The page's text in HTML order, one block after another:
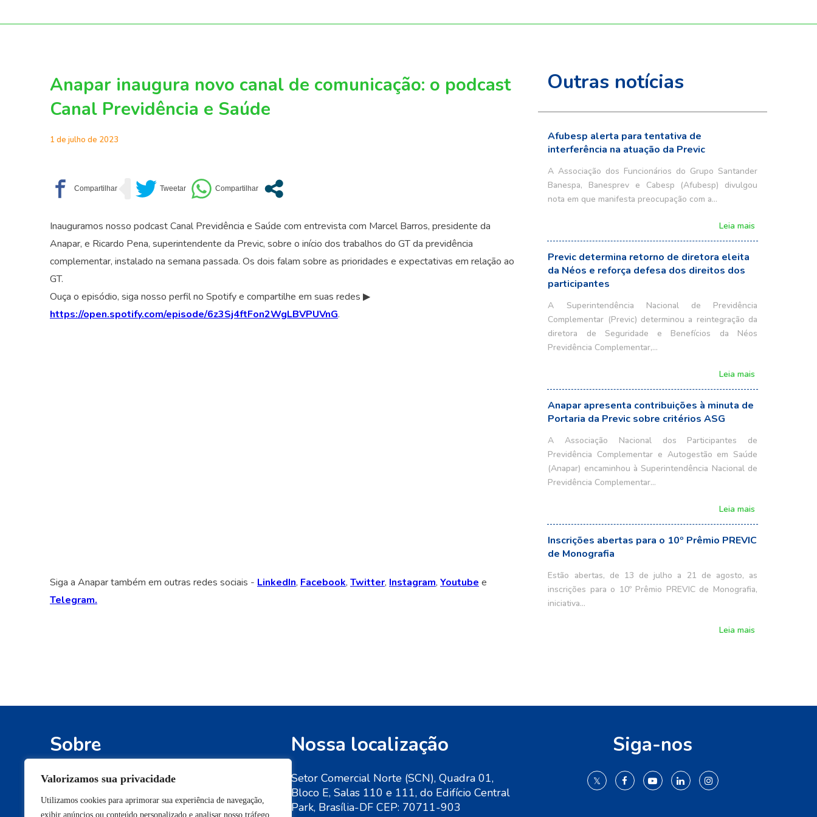
Valorizamos sua privacidade
Utilizamos cookies para aprimorar sua experiência de navegação,
exibir anúncios ou conteúdo personalizado e analisar nosso tráfego.
Anapar inaugura novo canal de comunicação: o podcast
Canal Previdência e Saúde
1 de julho de 2023
Inauguramos nosso podcast Canal Previdência e Saúde com entrevista com Marcel Barros, presidente da
Anapar, e Ricardo Pena, superintendente da Previc, sobre o início dos trabalhos do GT da previdência
complementar, instalado na semana passada. Os dois falam sobre as prioridades e expectativas em relação ao
GT.
Ouça o episódio, siga nosso perfil no Spotify e compartilhe em suas redes ▶
https://open.spotify.com/episode/6z3Sj4ftFon2WgLBVPUVnG.
Siga a Anapar também em outras redes sociais - LinkedIn, Facebook, Twitter, Instagram, Youtube e
Telegram.
Outras notícias
Afubesp alerta para tentativa de
interferência na atuação da Previc
A Associação dos Funcionários do Grupo Santander
Banespa, Banesprev e Cabesp (Afubesp) divulgou
nota em que manifesta preocupação com a…
Leia mais
Previc determina retorno de diretora eleita
da Néos e reforça defesa dos direitos dos
participantes
A Superintendência Nacional de Previdência
Complementar (Previc) determinou a reintegração da
diretora de Seguridade e Benefícios da Néos
Previdência Complementar,…
Leia mais
Anapar apresenta contribuições à minuta de
Portaria da Previc sobre critérios ASG
A Associação Nacional dos Participantes de
Previdência Complementar e Autogestão em Saúde
(Anapar) encaminhou à Superintendência Nacional de
Previdência Complementar…
Leia mais
Inscrições abertas para o 10º Prêmio PREVIC
de Monografia
Estão abertas, de 13 de julho a 21 de agosto, as
inscrições para o 10º Prêmio PREVIC de Monografia,
iniciativa…
Leia mais
Sobre
Defendemos os interesses e os direitos
conquistados pelos participantes de fundos de
pensão e pelos beneficiários de planos de
Nossa localização
Setor Comercial Norte (SCN), Quadra 01,
Bloco E, Salas 110 e 111, do Edifício Central
Park, Brasília-DF CEP: 70711-903
Siga-nos